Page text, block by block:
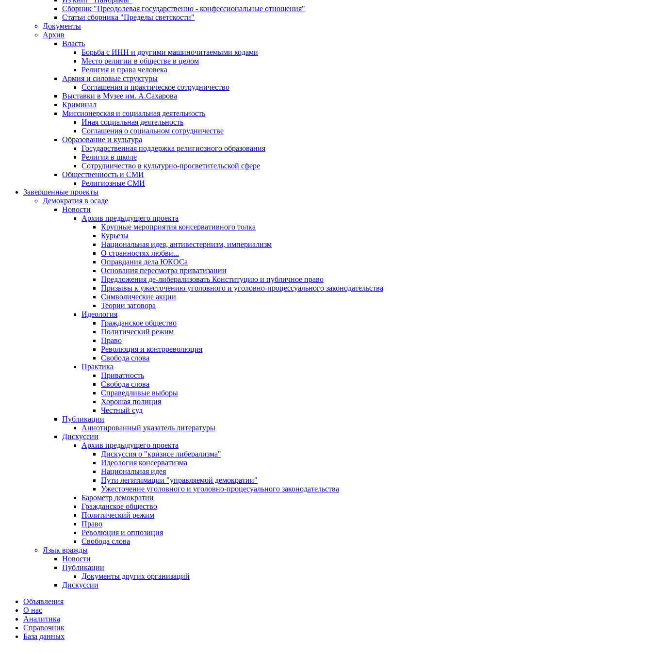
Сборник "Преодолевая государственно - конфессиональные отношения"
Статьи сборника "Пределы светскости"
Документы
Архив
Власть
Борьба с ИНН и другими машиночитаемыми кодами
Место религии в обществе в целом
Религия и права человека
Армия и силовые структуры
Соглашения и практическое сотрудничество
Выставки в Музее им. А.Сахарова
Криминал
Миссионерская и социальная деятельность
Иная социальная деятельность
Соглашения о социальном сотрудничестве
Образование и культура
Государственная поддержка религиозного образования
Религия в школе
Сотрудничество в культурно-просветительской сфере
Общественность и СМИ
Религиозные СМИ
Завершенные проекты
Демократия в осаде
Новости
Архив предыдущего проекта
Крупные мероприятия консервативного толка
Курьезы
Национальная идея, антивестернизм, империализм
О странностях любви...
Оправдания дела ЮКОСа
Основания пересмотра приватизации
Предложения де-либерализовать Конституцию и публичное право
Призывы к ужесточению уголовного и уголовно-процессуального законодательства
Символические акции
Теории заговора
Идеология
Гражданское общество
Политический режим
Право
Революция и контрреволюция
Свобода слова
Практика
Приватность
Свобода слова
Справедливые выборы
Хорошая полиция
Честный суд
Публикации
Аннотированный указатель литературы
Дискуссии
Архив предыдущего проекта
Дискуссия о "кризисе либерализма"
Идеология консерватизма
Национальная идея
Пути легитимации "управляемой демократии"
Ужесточение уголовного и уголовно-процесуального законодательства
Барометр демократии
Гражданское общество
Политический режим
Право
Революция и оппозиция
Свобода слова
Язык вражды
Новости
Публикации
Документы других организаций
Дискуссии
Объявления
О нас
Аналитика
Справочник
База данных